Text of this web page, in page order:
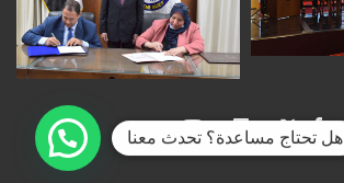
هل تحتاج مساعدة؟ تحدث معنا